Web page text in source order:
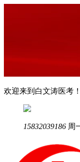
欢迎来到白文涛医考！
15832039186 周